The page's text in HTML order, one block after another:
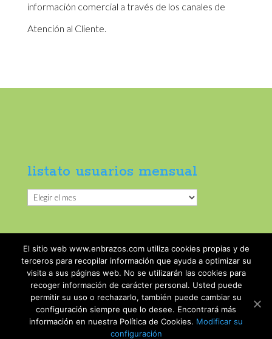
información comercial a través de los canales de
Atención al Cliente.
listato usuarios mensual
listato
@ 2018 Enbrazos -Condiciones de uso
El sitio web www.enbrazos.com utiliza cookies propias y de
terceros para recopilar información que ayuda a optimizar su
visita a sus páginas web. No se utilizarán las cookies para
recoger información de carácter personal. Usted puede
permitir su uso o rechazarlo, también puede cambiar su
configuración siempre que lo desee. Encontrará más
información en nuestra Política de Cookies. Modificar su
configuración